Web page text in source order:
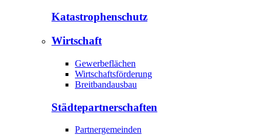
Katastrophen­schutz
Wirtschaft
Gewerbeflächen
Wirtschaftsförderung
Breitbandausbau
Städte­partnerschaften
Partnergemeinden